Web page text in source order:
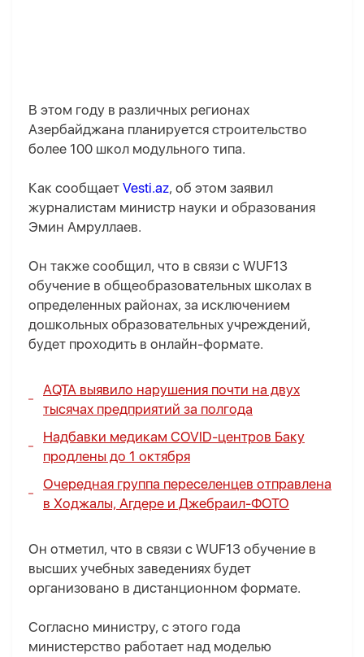
В этом году в различных регионах
Азербайджана планируется строительство
более 100 школ модульного типа.
Как сообщает Vesti.az, об этом заявил
журналистам министр науки и образования
Эмин Амруллаев.
Он также сообщил, что в связи с WUF13
обучение в общеобразовательных школах в
определенных районах, за исключением
дошкольных образовательных учреждений,
будет проходить в онлайн-формате.
AQTA выявило нарушения почти на двух
тысячах предприятий за полгода
Надбавки медикам COVID-центров Баку
продлены до 1 октября
Очередная группа переселенцев отправлена
в Ходжалы, Агдере и Джебраил-ФОТО
Он отметил, что в связи с WUF13 обучение в
высших учебных заведениях будет
организовано в дистанционном формате.
Согласно министру, с этого года
министерство работает над моделью